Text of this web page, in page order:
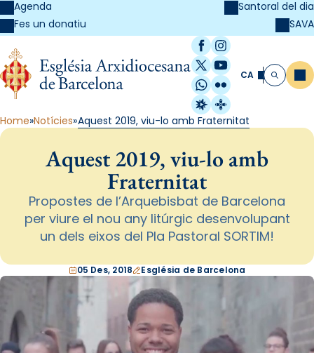
Agenda
Fes un donatiu
Santoral del dia
SAVA
Facebook
Instagram
X / Twitter
YouTube
WhatsApp
Flickr
Radio Estel
Catalunya
CA Cerca
Home Notícies Aquest 2019, viu-lo amb Fraternitat
Aquest 2019, viu-lo amb
Fraternitat
Propostes de l’Arquebisbat de Barcelona
per viure el nou any litúrgic desenvolupant
un dels eixos del Pla Pastoral SORTIM!
05 Des, 2018 Església de Barcelona